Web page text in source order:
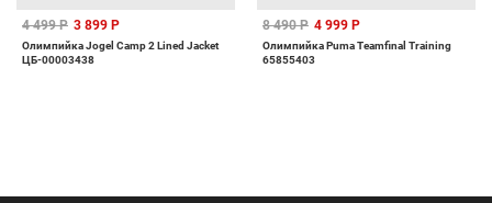
4 499 Р 3 899 Р
Олимпийка Jogel Camp 2 Lined Jacket
ЦБ-00003438
8 490 Р 4 999 Р
Олимпийка Puma Teamfinal Training
65855403